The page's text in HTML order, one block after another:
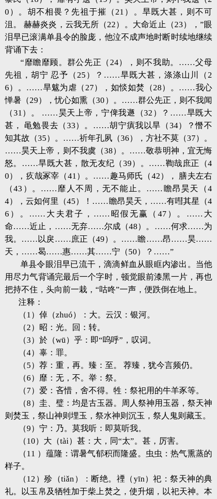
0）。胡不相畏？先祖于摧（21）。 旱既大甚，则不可
沮。 赫赫炎炎，云我无所（22）。大命近止（23），”眼
泪早已滚满单县令的脸庞，他泣不成声地时断时续地继续
背诵下去：
“靡瞻靡顾。群公先正（24），则不我助。……父母
先祖，胡宁 忍予（25）？……旱既大甚，涤涤山川（2
6）。……旱魃为虐（27），如惔如焚（28）。……我心
惮暑（29），忧心如熏（30）。……群公先正，则不我闻
（31）。 ……昊天上帝，宁俾我遯（32）？……旱既大
甚， 黾勉畏去（33）。……胡宁瘨我以旱（34）？憯不
知其故（35）。……祈年孔夙（36），方社不莫（37）。
……昊天上帝，则不我虞（38）。……敬恭明神，宜无悔
怒。……旱既大甚，散无友纪（39）。……鞫哉庶正（4
0），疚哉冢宰（41）。……趣马师氏（42）， 膳夫左右
（43）。……靡人不周，无不能止。……瞻昂昊天（4
4），云如何里（45）！……瞻昂昊天，……有嘒其星（4
6）。……大夫君子，……昭假无赢（47）。……大
命……近止，……无弃……尔成（48）。……何求……为
我。……以戾……庶正（49）。……瞻……昂……昊……
天，……曷……惠……其……宁（50）？……”
单县令眼泪早已流干，滴滴鲜血从眼眶内渗出。当他
用尽力气背诵完最后一个字时，顿觉眼前漆黑一片，再也
把持不住，头向前一栽，“咕咚”一声，便跌倒在地上。
注释：
（1）倬（zhuó）：大。云汉：银河。
（2）昭：光。回：转。
（3）於（wū）乎：即“呜呼”，叹词。
（4）辜：罪。
（5）荐：重，再。臻：至。 荐臻，犹今言频仍。
（6）靡：无，不。举：祭。
（7）爱：吝惜，舍不得。牲：祭祀用的牛羊豕等。
（8）圭、璧：均是古玉器。周人祭神用玉器，祭天神
则焚玉，祭山神则埋玉，祭水神则沉玉，祭人鬼则藏玉。
（9）宁：乃。莫我听：即莫听我。
（10）大（tài）甚：大，同“太”。甚，厉害。
（11 ）蕴隆：谓暑气郁积而隆盛。虫虫：热气熏蒸的
样子。
（12）殄（tiǎn）：断绝。禋（yīn）祀：祭天神的典
礼。以玉帛及牺牲加于柴上焚之，使升烟，以祀天神。本